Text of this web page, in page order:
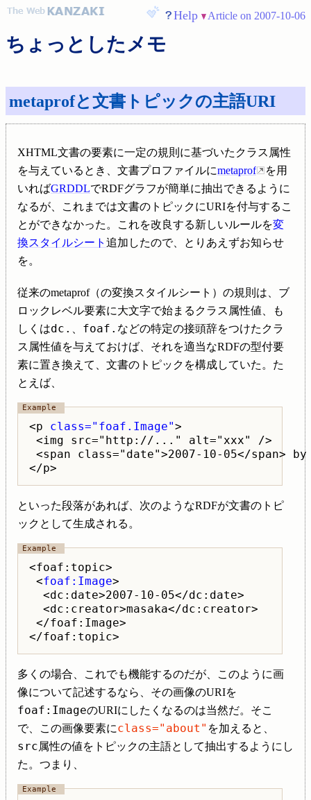
Help Article on 2007-10-06
ちょっとしたメモ
metaprofと文書トピックの主語URI
XHTML文書の要素に一定の規則に基づいたクラス属性
を与えているとき、文書プロファイルにmetaprof
を用
いればGRDDLでRDFグラフが簡単に抽出できるように
なるが、これまでは文書のトピックにURIを付与するこ
とができなかった。これを改良する新しいルールを変
換スタイルシート 追加したので、とりあえずお知らせ
を。
従来のmetaprof（の変換スタイルシート）の規則は、ブ
ロックレベル要素に大文字で始まるクラス属性値、も
しくはdc. foaf. などの特定の接頭辞をつけたクラ
ス属性値を与えておけば、それを適当なRDFの型付要
素に置き換えて、文書のトピックを構成していた。た
とえば、
<p class="foaf.Image">
<img src="http://..." alt="xxx" />
<span class="date">2007-10-05</span>
といった段落があれば、次のようなRDFが文書のトピ
ックとして生成される。
<foaf:topic>
<foaf:Image>
  <dc:date>2007-10-05</dc:date>
  <dc:creator>masaka</dc:creator>
</foaf:Image>
多くの場合、これでも機能するのだが、このように画
像について記述するなら、その画像のURIを
foaf:ImageのURIにしたくなるのは当然だ。そこ
で、この画像要素にclass="about" を加えると、
src属性の値をトピックの主語として抽出するようにし
た。つまり、